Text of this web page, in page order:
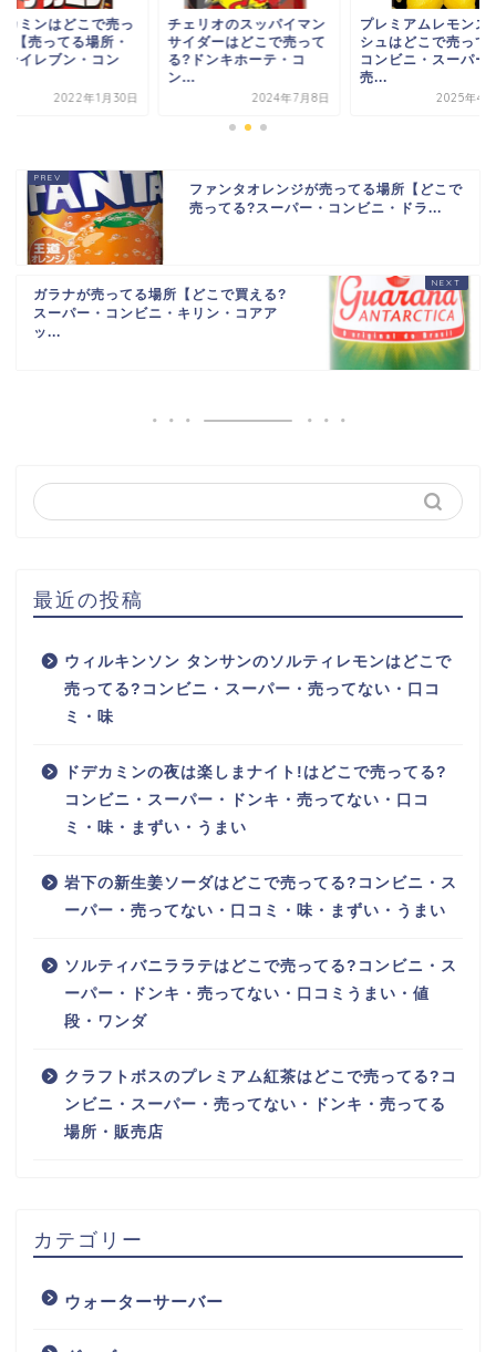
カミンはどこで売っ
?【売ってる場所・
ンイレブン・コン
2022年1月30日
チェリオのスッパイマン
サイダーはどこで売って
る?ドンキホーテ・コ
ン...
2024年7月8日
プレミアムレモンス
シュはどこで売って
コンビニ・スーパー
売...
2025年4
ファンタオレンジが売ってる場所【どこで
売ってる?スーパー・コンビニ・ドラ...
ガラナが売ってる場所【どこで買える?
スーパー・コンビニ・キリン・コアア
ッ...
最近の投稿
ウィルキンソン タンサンのソルティレモンはどこで
売ってる?コンビニ・スーパー・売ってない・口コ
ミ・味
ドデカミンの夜は楽しまナイト!はどこで売ってる?
コンビニ・スーパー・ドンキ・売ってない・口コ
ミ・味・まずい・うまい
岩下の新生姜ソーダはどこで売ってる?コンビニ・ス
ーパー・売ってない・口コミ・味・まずい・うまい
ソルティバニララテはどこで売ってる?コンビニ・ス
ーパー・ドンキ・売ってない・口コミうまい・値
段・ワンダ
クラフトボスのプレミアム紅茶はどこで売ってる?コ
ンビニ・スーパー・売ってない・ドンキ・売ってる
場所・販売店
カテゴリー
ウォーターサーバー